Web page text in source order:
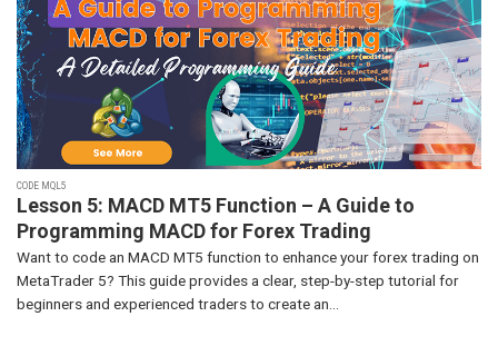
CODE MQL5
Lesson 5: MACD MT5 Function – A Guide to
Programming MACD for Forex Trading
Want to code an MACD MT5 function to enhance your forex trading on
MetaTrader 5? This guide provides a clear, step-by-step tutorial for
beginners and experienced traders to create an...